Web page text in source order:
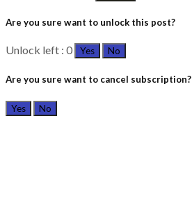
Are you sure want to unlock this post?
Unlock left : 0 Yes No
Are you sure want to cancel subscription?
Yes No